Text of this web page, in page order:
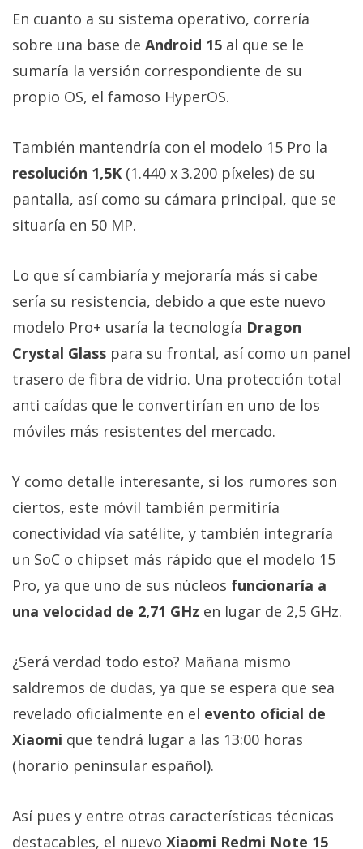
En cuanto a su sistema operativo, correría
sobre una base de Android 15 al que se le
sumaría la versión correspondiente de su
propio OS, el famoso HyperOS.
También mantendría con el modelo 15 Pro la
resolución 1,5K (1.440 x 3.200 píxeles) de su
pantalla, así como su cámara principal, que se
situaría en 50 MP.
Lo que sí cambiaría y mejoraría más si cabe
sería su resistencia, debido a que este nuevo
modelo Pro+ usaría la tecnología Dragon
Crystal Glass para su frontal, así como un panel
trasero de fibra de vidrio. Una protección total
anti caídas que le convertirían en uno de los
móviles más resistentes del mercado.
Y como detalle interesante, si los rumores son
ciertos, este móvil también permitiría
conectividad vía satélite, y también integraría
un SoC o chipset más rápido que el modelo 15
Pro, ya que uno de sus núcleos funcionaría a
una velocidad de 2,71 GHz en lugar de 2,5 GHz.
¿Será verdad todo esto? Mañana mismo
saldremos de dudas, ya que se espera que sea
revelado oficialmente en el evento oficial de
Xiaomi que tendrá lugar a las 13:00 horas
(horario peninsular español).
Así pues y entre otras características técnicas
destacables, el nuevo Xiaomi Redmi Note 15